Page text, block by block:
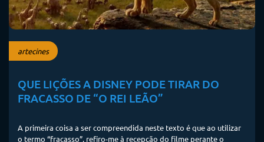
artecines
QUE LIÇÕES A DISNEY PODE TIRAR DO
FRACASSO DE “O REI LEÃO”
A primeira coisa a ser compreendida neste texto é que ao utilizar
o termo “fracasso”, refiro-me à recepção do filme perante o